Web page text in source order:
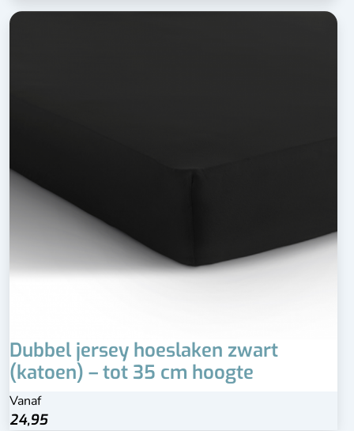
Dubbel jersey hoeslaken zwart
(katoen) – tot 35 cm hoogte
Vanaf
24,95